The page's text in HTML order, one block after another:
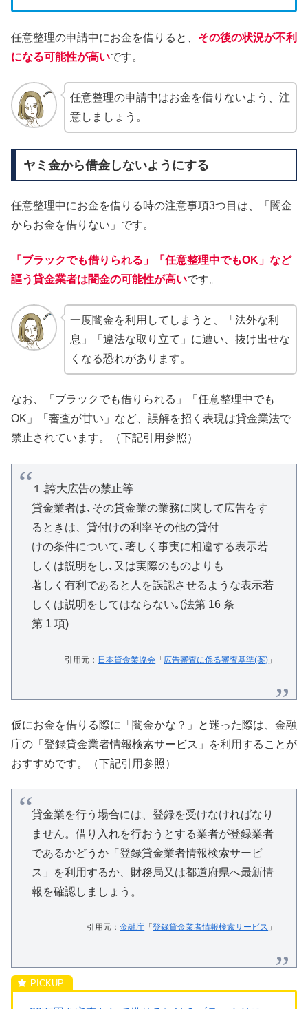
任意整理の申請中にお金を借りると、 その後の状況が不利
になる可能性が高いです。
任意整理の申請中はお金を借りないよう、注
意しましょう。
ヤミ金から借金しないようにする
任意整理中にお金を借りる時の注意事項3つ目は、「闇金
からお金を借りない」です。
「ブラックでも借りられる」「任意整理中でもOK」など
謳う貸金業者は闇金の可能性が高いです。
一度闇金を利用してしまうと、「法外な利
息」「違法な取り立て」に遭い、抜け出せな
くなる恐れがあります。
なお、「ブラックでも借りられる」「任意整理中でも
OK」「審査が甘い」など、誤解を招く表現は貸金業法で
禁止されています。（下記引用参照）
１.誇大広告の禁止等
貸金業者は､その貸金業の業務に関して広告をす
るときは、貸付けの利率その他の貸付
けの条件について､著しく事実に相違する表示若
しくは説明をし､又は実際のものよりも
著しく有利であると人を誤認させるような表示若
しくは説明をしてはならない｡(法第 16 条
第 1 項)
引用元： 日本貸金業協会 「広告審査に係る審査基準(案) 」
仮にお金を借りる際に「闇金かな？」と迷った際は、金融
庁の「登録貸金業者情報検索サービス」を利用することが
おすすめです。（下記引用参照）
貸金業を行う場合には、登録を受けなければなり
ません。借り入れを行おうとする業者が登録業者
であるかどうか「登録貸金業者情報検索サービ
ス」を利用するか、財務局又は都道府県へ最新情
報を確認しましょう。
引用元：金融庁 「登録貸金業者情報検索サービス 」